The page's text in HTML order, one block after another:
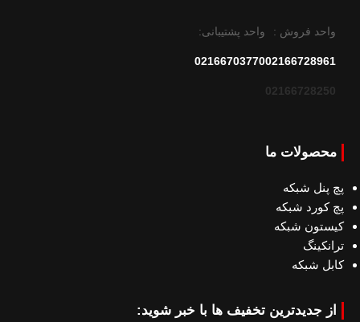
واحد فروش :
02166728961
02166728250
واحد پشتیبانی:
02166703770
محصولات ما
پچ پنل شبکه
پچ کورد شبکه
کیستون شبکه
ترانکینگ
کابل شبکه
از جدیدترین تخفیف ها با خبر شوید: